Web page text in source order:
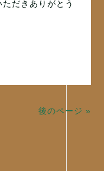
だきありがとう
後のページ »